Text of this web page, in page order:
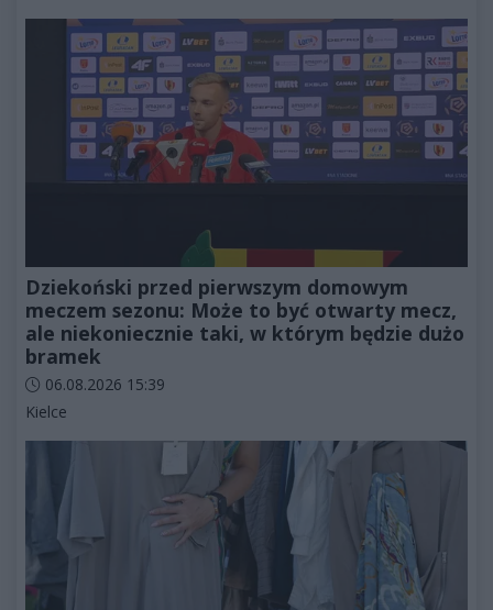
Dziekoński przed pierwszym domowym
meczem sezonu: Może to być otwarty mecz,
ale niekoniecznie taki, w którym będzie dużo
bramek
Data dodania artykułu:
06.08.2026 15:39
Kategorie artykułu:
Kielce